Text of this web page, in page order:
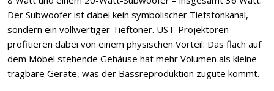
Der Subwoofer ist dabei kein symbolischer Tiefstonkanal,
sondern ein vollwertiger Tieftöner. UST-Projektoren
profitieren dabei von einem physischen Vorteil: Das flach auf
dem Möbel stehende Gehäuse hat mehr Volumen als kleine
tragbare Geräte, was der Bassreproduktion zugute kommt.